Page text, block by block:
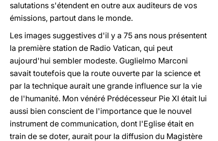
salutations s'étendent en outre aux auditeurs de vos
émissions, partout dans le monde.
Les images suggestives d'il y a 75 ans nous présentent
la première station de Radio Vatican, qui peut
aujourd'hui sembler modeste. Guglielmo Marconi
savait toutefois que la route ouverte par la science et
par la technique aurait une grande influence sur la vie
de l'humanité. Mon vénéré Prédécesseur Pie XI était lui
aussi bien conscient de l'importance que le nouvel
instrument de communication, dont l'Eglise était en
train de se doter, aurait pour la diffusion du Magistère